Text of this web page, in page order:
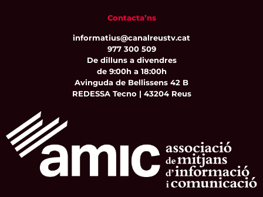
Contacta’ns
informatius@canalreustv.cat
977 300 509
De dilluns a divendres
de 9:00h a 18:00h
Avinguda de Bellissens 42 B
REDESSA Tecno | 43204 Reus